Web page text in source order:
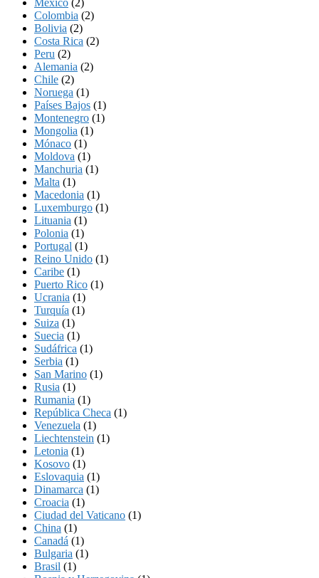
Colombia (2)
Bolivia (2)
Costa Rica (2)
Peru (2)
Alemania (2)
Chile (2)
Noruega (1)
Países Bajos (1)
Montenegro (1)
Mongolia (1)
Mónaco (1)
Moldova (1)
Manchuria (1)
Malta (1)
Macedonia (1)
Luxemburgo (1)
Lituania (1)
Polonia (1)
Portugal (1)
Reino Unido (1)
Caribe (1)
Puerto Rico (1)
Ucrania (1)
Turquía (1)
Suiza (1)
Suecia (1)
Sudáfrica (1)
Serbia (1)
San Marino (1)
Rusia (1)
Rumania (1)
República Checa (1)
Venezuela (1)
Liechtenstein (1)
Letonia (1)
Kosovo (1)
Eslovaquia (1)
Dinamarca (1)
Croacia (1)
Ciudad del Vaticano (1)
China (1)
Canadá (1)
Bulgaria (1)
Brasil (1)